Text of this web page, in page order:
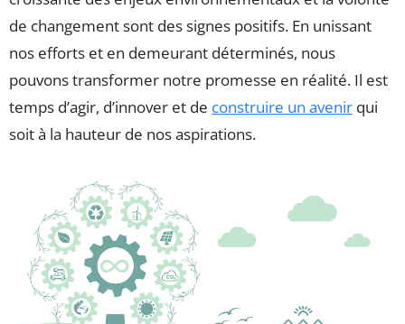
de changement sont des signes positifs. En unissant
nos efforts et en demeurant déterminés, nous
pouvons transformer notre promesse en réalité. Il est
temps d’agir, d’innover et de construire un avenir qui
soit à la hauteur de nos aspirations.